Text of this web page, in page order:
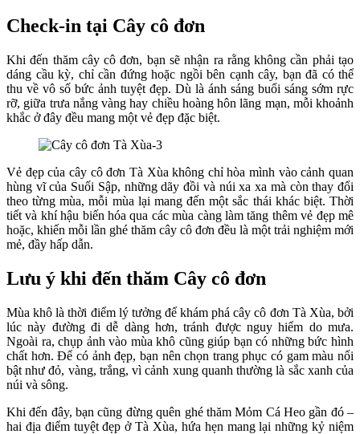
Check-in tại Cây cô đơn
Khi đến thăm cây cô đơn, bạn sẽ nhận ra rằng không cần phải tạo
dáng cầu kỳ, chỉ cần đứng hoặc ngồi bên cạnh cây, bạn đã có thể
thu về vô số bức ảnh tuyệt đẹp. Dù là ánh sáng buổi sáng sớm rực
rỡ, giữa trưa nắng vàng hay chiều hoàng hôn lãng mạn, mỗi khoảnh
khắc ở đây đều mang một vẻ đẹp đặc biệt.
Vẻ đẹp của cây cô đơn Tà Xùa không chỉ hòa mình vào cảnh quan
hùng vĩ của Suối Sập, những dãy đồi và núi xa xa mà còn thay đổi
theo từng mùa, mỗi mùa lại mang đến một sắc thái khác biệt. Thời
tiết và khí hậu biến hóa qua các mùa càng làm tăng thêm vẻ đẹp mê
hoặc, khiến mỗi lần ghé thăm cây cô đơn đều là một trải nghiệm mới
mẻ, đầy hấp dẫn.
Lưu ý khi đến thăm Cây cô đơn
Mùa khô là thời điểm lý tưởng để khám phá cây cô đơn Tà Xùa, bởi
lúc này đường đi dễ dàng hơn, tránh được nguy hiểm do mưa.
Ngoài ra, chụp ảnh vào mùa khô cũng giúp bạn có những bức hình
chất hơn. Để có ảnh đẹp, bạn nên chọn trang phục có gam màu nổi
bật như đỏ, vàng, trắng, vì cảnh xung quanh thường là sắc xanh của
núi và sông.
Khi đến đây, bạn cũng đừng quên ghé thăm Mỏm Cá Heo gần đó –
hai địa điểm tuyệt đẹp ở Tà Xùa, hứa hẹn mang lại những kỷ niệm